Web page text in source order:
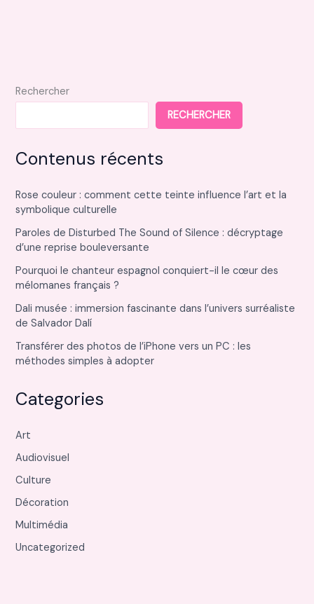
Rechercher
RECHERCHER
Contenus récents
Rose couleur : comment cette teinte influence l’art et la
symbolique culturelle
Paroles de Disturbed The Sound of Silence : décryptage
d’une reprise bouleversante
Pourquoi le chanteur espagnol conquiert-il le cœur des
mélomanes français ?
Dali musée : immersion fascinante dans l’univers surréaliste
de Salvador Dalí
Transférer des photos de l’iPhone vers un PC : les
méthodes simples à adopter
Categories
Art
Audiovisuel
Culture
Décoration
Multimédia
Uncategorized